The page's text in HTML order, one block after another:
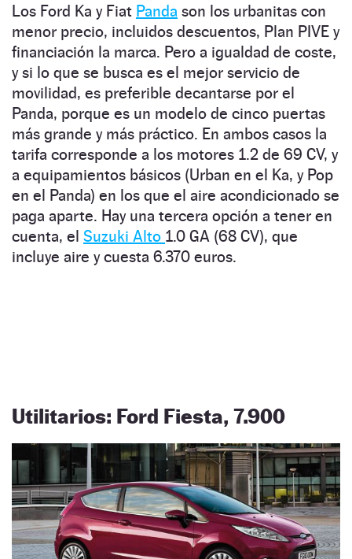
Los Ford Ka y Fiat Panda son los urbanitas con
menor precio, incluidos descuentos, Plan PIVE y
financiación la marca. Pero a igualdad de coste,
y si lo que se busca es el mejor servicio de
movilidad, es preferible decantarse por el
Panda, porque es un modelo de cinco puertas
más grande y más práctico. En ambos casos la
tarifa corresponde a los motores 1.2 de 69 CV, y
a equipamientos básicos (Urban en el Ka, y Pop
en el Panda) en los que el aire acondicionado se
paga aparte. Hay una tercera opción a tener en
cuenta, el Suzuki Alto 1.0 GA (68 CV), que
incluye aire y cuesta 6.370 euros.
Utilitarios: Ford Fiesta, 7.900